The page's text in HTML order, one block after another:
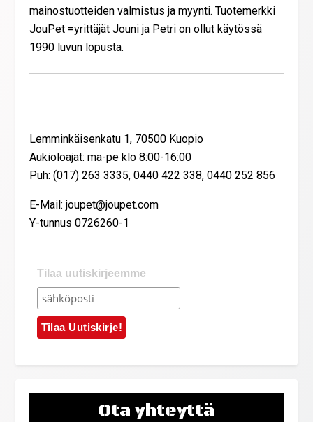
mainostuotteiden valmistus ja myynti. Tuotemerkki
JouPet =yrittäjät Jouni ja Petri on ollut käytössä
1990 luvun lopusta.
Lemminkäisenkatu 1, 70500 Kuopio
Aukioloajat: ma-pe klo 8:00-16:00
Puh: (017) 263 3335, 0440 422 338, 0440 252 856
E-Mail: joupet@joupet.com
Y-tunnus 0726260-1
Tilaa uutiskirjeemme
Ota yhteyttä